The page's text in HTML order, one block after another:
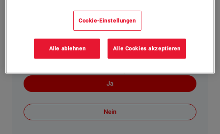
von Le Mans zum Einsatz. Damit reduzieren Sie die
CO2-Emissionen auf der Rennstrecke drastisch, ohne
Kompromisse bei der Performance einzugehen.
Ja
Nein
Cookie-Einstellungen
Alle ablehnen Alle Cookies akzeptieren